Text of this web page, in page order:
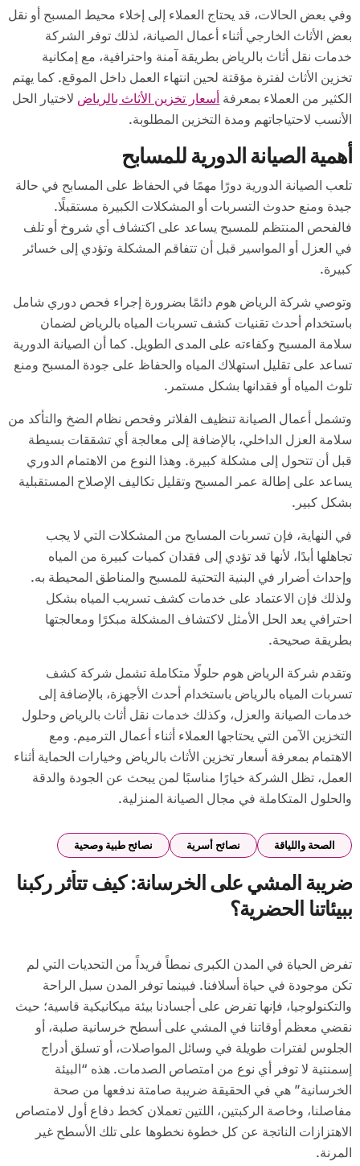
وفي بعض الحالات، قد يحتاج العملاء إلى إخلاء محيط المسبح أو نقل
بعض الأثاث الخارجي أثناء أعمال الصيانة، لذلك توفر الشركة
خدمات نقل أثاث بالرياض بطريقة آمنة واحترافية، مع إمكانية
تخزين الأثاث لفترة مؤقتة لحين انتهاء العمل داخل الموقع. كما يهتم
الكثير من العملاء بمعرفة أسعار تخزين الأثاث بالرياض لاختيار الحل
الأنسب لاحتياجاتهم ومدة التخزين المطلوبة.
أهمية الصيانة الدورية للمسابح
تلعب الصيانة الدورية دورًا مهمًا في الحفاظ على المسابح في حالة
جيدة ومنع حدوث التسربات أو المشكلات الكبيرة مستقبلًا.
فالفحص المنتظم للمسبح يساعد على اكتشاف أي شروخ أو تلف
في العزل أو المواسير قبل أن تتفاقم المشكلة وتؤدي إلى خسائر
كبيرة.
وتوصي شركة الرياض هوم دائمًا بضرورة إجراء فحص دوري شامل
باستخدام أحدث تقنيات كشف تسربات المياه بالرياض لضمان
سلامة المسبح وكفاءته على المدى الطويل. كما أن الصيانة الدورية
تساعد على تقليل استهلاك المياه والحفاظ على جودة المسبح ومنع
تلوث المياه أو فقدانها بشكل مستمر.
وتشمل أعمال الصيانة تنظيف الفلاتر وفحص نظام الضخ والتأكد من
سلامة العزل الداخلي، بالإضافة إلى معالجة أي تشققات بسيطة
قبل أن تتحول إلى مشكلة كبيرة. وهذا النوع من الاهتمام الدوري
يساعد على إطالة عمر المسبح وتقليل تكاليف الإصلاح المستقبلية
بشكل كبير.
في النهاية، فإن تسربات المسابح من المشكلات التي لا يجب
تجاهلها أبدًا، لأنها قد تؤدي إلى فقدان كميات كبيرة من المياه
وإحداث أضرار في البنية التحتية للمسبح والمناطق المحيطة به.
ولذلك فإن الاعتماد على خدمات كشف تسريب المياه بشكل
احترافي يعد الحل الأمثل لاكتشاف المشكلة مبكرًا ومعالجتها
بطريقة صحيحة.
وتقدم شركة الرياض هوم حلولًا متكاملة تشمل شركة كشف
تسربات المياه بالرياض باستخدام أحدث الأجهزة، بالإضافة إلى
خدمات الصيانة والعزل، وكذلك خدمات نقل أثاث بالرياض وحلول
التخزين الآمن التي يحتاجها العملاء أثناء أعمال الترميم. ومع
الاهتمام بمعرفة أسعار تخزين الأثاث بالرياض وخيارات الحماية أثناء
العمل، تظل الشركة خيارًا مناسبًا لمن يبحث عن الجودة والدقة
والحلول المتكاملة في مجال الصيانة المنزلية.
الصحة واللياقة نصائح أسرية نصائح طبية وصحية
ضريبة المشي على الخرسانة: كيف تتأثر ركبنا
ببيئاتنا الحضرية؟
تفرض الحياة في المدن الكبرى نمطاً فريداً من التحديات التي لم
تكن موجودة في حياة أسلافنا. فبينما توفر المدن سبل الراحة
والتكنولوجيا، فإنها تفرض على أجسادنا بيئة ميكانيكية قاسية؛ حيث
نقضي معظم أوقاتنا في المشي على أسطح خرسانية صلبة، أو
الجلوس لفترات طويلة في وسائل المواصلات، أو تسلق أدراج
إسمنتية لا توفر أي نوع من امتصاص الصدمات. هذه “البيئة
الخرسانية” هي في الحقيقة ضريبة صامتة ندفعها من صحة
مفاصلنا، وخاصة الركبتين، اللتين تعملان كخط دفاع أول لامتصاص
الاهتزازات الناتجة عن كل خطوة نخطوها على تلك الأسطح غير
المرنة.